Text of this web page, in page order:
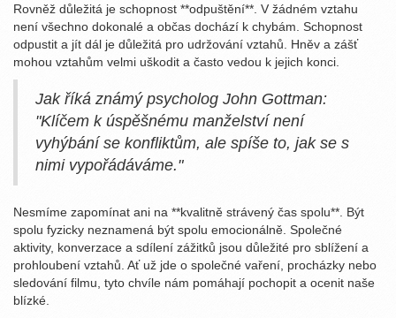
Rovněž důležitá je schopnost **odpuštění**. V žádném vztahu
není všechno dokonalé a občas dochází k chybám. Schopnost
odpustit a jít dál je důležitá pro udržování vztahů. Hněv a zášť
mohou vztahům velmi uškodit a často vedou k jejich konci.
Jak říká známý psycholog John Gottman:
"Klíčem k úspěšnému manželství není
vyhýbání se konfliktům, ale spíše to, jak se s
nimi vypořádáváme."
Nesmíme zapomínat ani na **kvalitně strávený čas spolu**. Být
spolu fyzicky neznamená být spolu emocionálně. Společné
aktivity, konverzace a sdílení zážitků jsou důležité pro sblížení a
prohloubení vztahů. Ať už jde o společné vaření, procházky nebo
sledování filmu, tyto chvíle nám pomáhají pochopit a ocenit naše
blízké.